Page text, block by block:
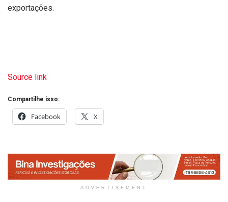
exportações.
Source link
Compartilhe isso:
Facebook X
ADVERTISEMENT